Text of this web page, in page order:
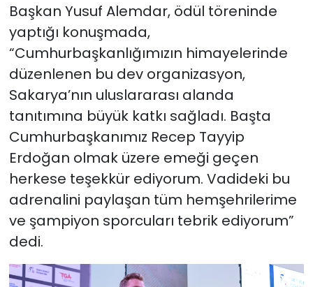
Başkan Yusuf Alemdar, ödül töreninde
yaptığı konuşmada,
“Cumhurbaşkanlığımızın himayelerinde
düzenlenen bu dev organizasyon,
Sakarya’nın uluslararası alanda
tanıtımına büyük katkı sağladı. Başta
Cumhurbaşkanımız Recep Tayyip
Erdoğan olmak üzere emeği geçen
herkese teşekkür ediyorum. Vadideki bu
adrenalini paylaşan tüm hemşehrilerime
ve şampiyon sporcuları tebrik ediyorum”
dedi.